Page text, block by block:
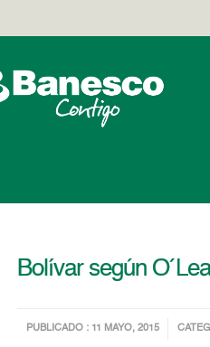
Bolívar según
PUBLICADO : 11 MAYO, 2015